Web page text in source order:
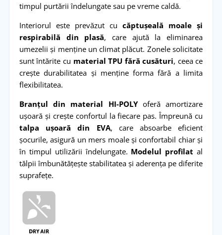
timpul purtării îndelungate sau pe vreme caldă.
Interiorul este prevăzut cucăptușeală moale și
respirabilă din plasă, care ajută la eliminarea
umezelii și menține un climat plăcut. Zonele solicitate
sunt întărite cu material TPU fără cusături, ceea ce
crește durabilitatea și menține forma fără a limita
flexibilitatea.
Branțul din material HI-POLYoferă amortizare
ușoară și crește confortul la fiecare pas. Împreună cu
talpa ușoară din EVA, care absoarbe eficient
șocurile, asigură un mers moale și confortabil chiar și
în timpul utilizării îndelungate. Modelul profilat al
tălpii îmbunătățește stabilitatea și aderența pe diferite
suprafețe.